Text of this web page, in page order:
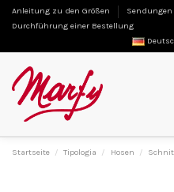
Anleitung zu den Größen
Durchführung einer Bestellung
Startseite Tipologia Hosen